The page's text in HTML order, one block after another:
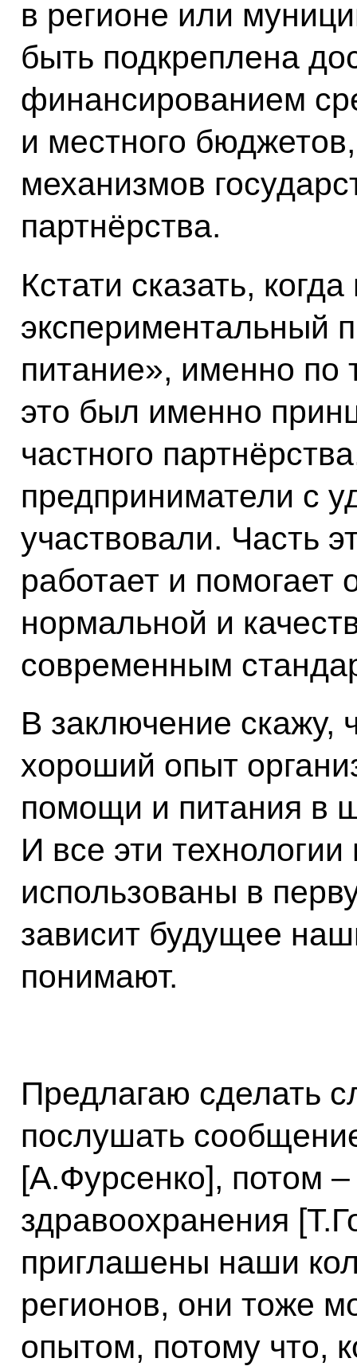
в регионе или
быть подкреплена
финансированием
и местного
механизмов
партнёрства.
Кстати сказать,
экспериментальный
питание», именно по
это был именно
частного
предприниматели с
участвовали. Часть
работает и помогает
нормальной и
современным
В заключение скажу,
хороший опыт
помощи и питания в
И все эти
использованы в
зависит будущее
понимают.
Предлагаю сделать
послушать
[А.Фурсенко], потом
здравоохранения
приглашены наши
регионов, они тоже
опытом, потому что,